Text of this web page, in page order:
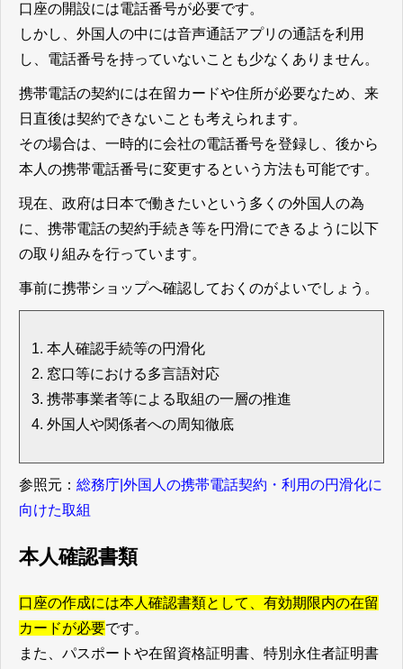
口座の開設には電話番号が必要です。
しかし、外国人の中には音声通話アプリの通話を利用
し、電話番号を持っていないことも少なくありません。
携帯電話の契約には在留カードや住所が必要なため、来
日直後は契約できないことも考えられます。
その場合は、一時的に会社の電話番号を登録し、後から
本人の携帯電話番号に変更するという方法も可能です。
現在、政府は日本で働きたいという多くの外国人の為
に、携帯電話の契約手続き等を円滑にできるように以下
の取り組みを行っています。
事前に携帯ショップへ確認しておくのがよいでしょう。
本人確認手続等の円滑化
窓口等における多言語対応
携帯事業者等による取組の一層の推進
外国人や関係者への周知徹底
参照元： 総務庁|外国人の携帯電話契約・利用の円滑化に
向けた取組
本人確認書類
口座の作成には本人確認書類として、有効期限内の在留
カードが必要です。
また、パスポートや在留資格証明書、特別永住者証明書